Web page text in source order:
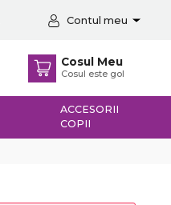
Contul meu
Cosul Meu
Cosul este gol
ACCESORII
COPII